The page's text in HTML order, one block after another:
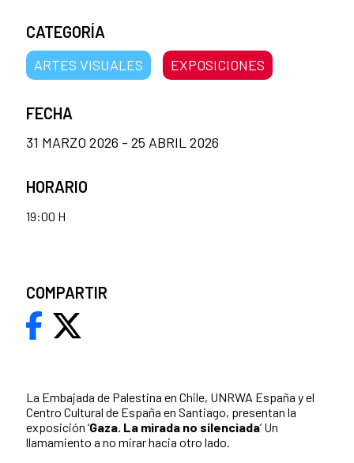
La Embajada de Palestina en Chile, UNRWA España y el
Centro Cultural de España en Santiago, presentan la
exposición ‘Gaza. La mirada no silenciada’ Un
llamamiento a no mirar hacia otro lado.
CATEGORÍA
ARTES VISUALES EXPOSICIONES
FECHA
31 MARZO 2026 - 25 ABRIL 2026
HORARIO
19:00 H
COMPARTIR